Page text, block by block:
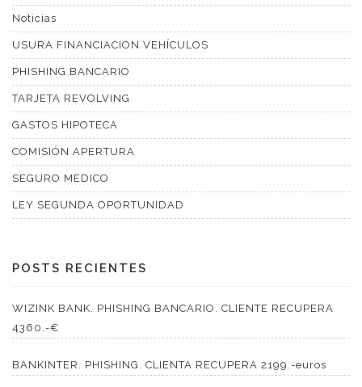
Noticias
USURA FINANCIACION VEHÍCULOS
PHISHING BANCARIO
TARJETA REVOLVING
GASTOS HIPOTECA
COMISIÓN APERTURA
SEGURO MEDICO
LEY SEGUNDA OPORTUNIDAD
POSTS RECIENTES
WIZINK BANK. PHISHING BANCARIO. CLIENTE RECUPERA
4360.-€
BANKINTER. PHISHING. CLIENTA RECUPERA 2199.-euros